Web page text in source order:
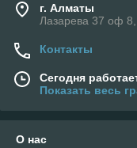
г. Алматы
Лазарева 37 оф
Контакты
Сегодня
Показать весь
О нас